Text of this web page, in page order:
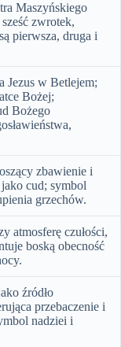
Maszyńskiego
zwrotek,
pierwsza, druga i
Jezus w Betlejem;
Bożej;
Bożego
zbawienie i
jako cud; symbol
grzechów.
atmosferę czułości,
boską obecność
źródło
przebaczenie i
nadziei i